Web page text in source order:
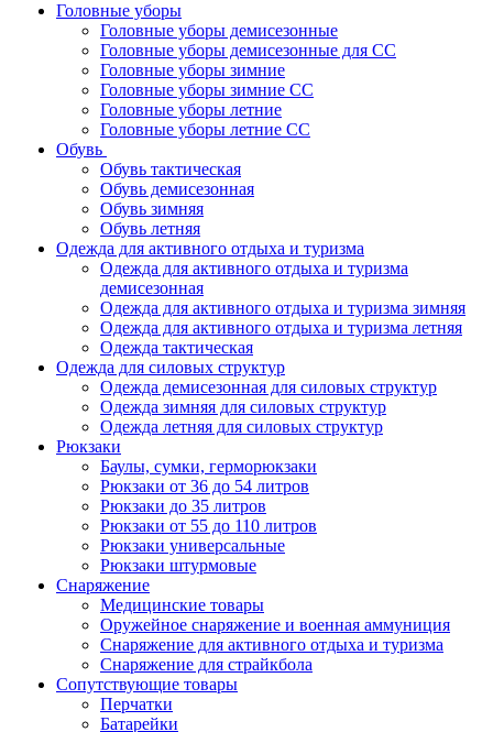
Головные уборы
Головные уборы демисезонные
Головные уборы демисезонные для СС
Головные уборы зимние
Головные уборы зимние СС
Головные уборы летние
Головные уборы летние СС
Обувь
Обувь тактическая
Обувь демисезонная
Обувь зимняя
Обувь летняя
Одежда для активного отдыха и туризма
Одежда для активного отдыха и туризма
демисезонная
Одежда для активного отдыха и туризма зимняя
Одежда для активного отдыха и туризма летняя
Одежда тактическая
Одежда для силовых структур
Одежда демисезонная для силовых структур
Одежда зимняя для силовых структур
Одежда летняя для силовых структур
Рюкзаки
Баулы, сумки, герморюкзаки
Рюкзаки от 36 до 54 литров
Рюкзаки до 35 литров
Рюкзаки от 55 до 110 литров
Рюкзаки универсальные
Рюкзаки штурмовые
Снаряжение
Медицинские товары
Оружейное снаряжение и военная аммуниция
Снаряжение для активного отдыха и туризма
Снаряжение для страйкбола
Сопутствующие товары
Перчатки
Батарейки